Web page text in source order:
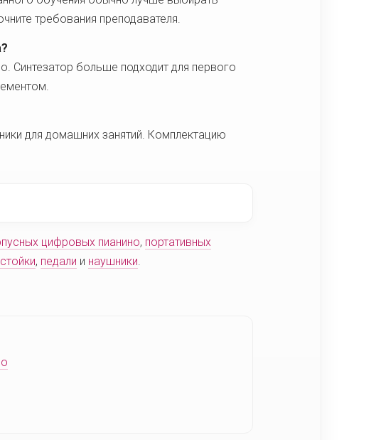
требования преподавателя.
Синтезатор больше подходит для первого
для домашних занятий. Комплектацию
цифровых пианино, портативных
стойки, педали и наушники.